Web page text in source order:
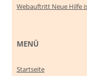
Webauftritt Neue Hilfe
MENÜ
Startseite